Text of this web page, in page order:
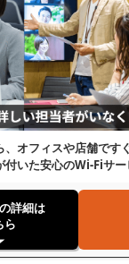
、オフィスや店舗です
付いた安心のWi-Fiサー
詳細は
ら